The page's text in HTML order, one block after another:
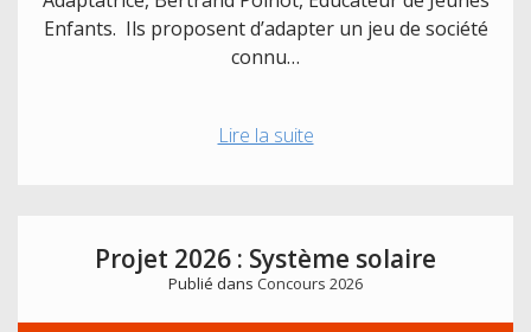
Enfants. Ils proposent d’adapter un jeu de société
connu…
Lire la suiteProjet
des
Sorcières
Projet 2026 : Système solaire
Publié dans Concours 2026